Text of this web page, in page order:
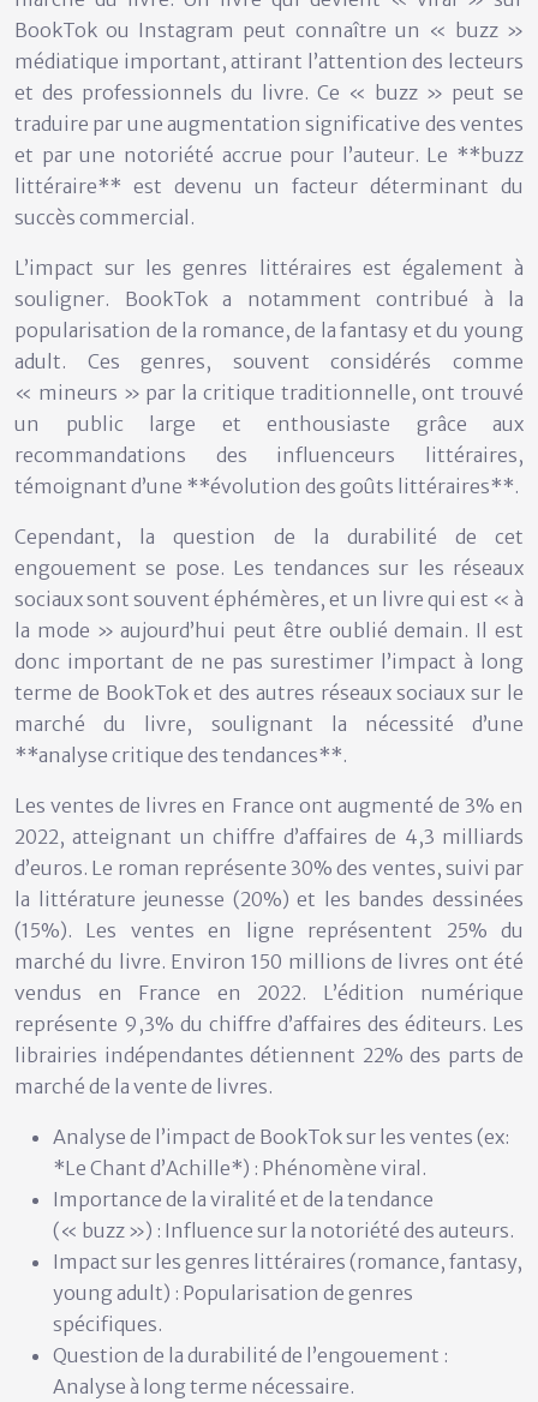
BookTok ou Instagram peut connaître un « buzz »
médiatique important, attirant l’attention des lecteurs
et des professionnels du livre. Ce « buzz » peut se
traduire par une augmentation significative des ventes
et par une notoriété accrue pour l’auteur. Le **buzz
littéraire** est devenu un facteur déterminant du
succès commercial.
L’impact sur les genres littéraires est également à
souligner. BookTok a notamment contribué à la
popularisation de la romance, de la fantasy et du young
adult. Ces genres, souvent considérés comme
« mineurs » par la critique traditionnelle, ont trouvé
un public large et enthousiaste grâce aux
recommandations des influenceurs littéraires,
témoignant d’une **évolution des goûts littéraires**.
Cependant, la question de la durabilité de cet
engouement se pose. Les tendances sur les réseaux
sociaux sont souvent éphémères, et un livre qui est « à
la mode » aujourd’hui peut être oublié demain. Il est
donc important de ne pas surestimer l’impact à long
terme de BookTok et des autres réseaux sociaux sur le
marché du livre, soulignant la nécessité d’une
**analyse critique des tendances**.
Les ventes de livres en France ont augmenté de 3% en
2022, atteignant un chiffre d’affaires de 4,3 milliards
d’euros. Le roman représente 30% des ventes, suivi par
la littérature jeunesse (20%) et les bandes dessinées
(15%). Les ventes en ligne représentent 25% du
marché du livre. Environ 150 millions de livres ont été
vendus en France en 2022. L’édition numérique
représente 9,3% du chiffre d’affaires des éditeurs. Les
librairies indépendantes détiennent 22% des parts de
marché de la vente de livres.
Analyse de l’impact de BookTok sur les ventes (ex:
*Le Chant d’Achille*) : Phénomène viral.
Importance de la viralité et de la tendance
(« buzz ») : Influence sur la notoriété des auteurs.
Impact sur les genres littéraires (romance, fantasy,
young adult) : Popularisation de genres
spécifiques.
Question de la durabilité de l’engouement :
Analyse à long terme nécessaire.